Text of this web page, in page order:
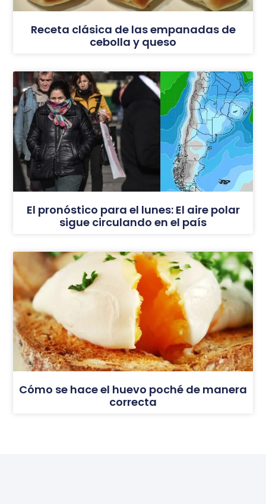
Receta clásica de las empanadas de
cebolla y queso
El pronóstico para el lunes: El aire polar
sigue circulando en el país
Cómo se hace el huevo poché de manera
correcta